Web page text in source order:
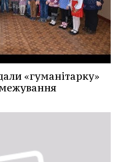
«гуманітарку»